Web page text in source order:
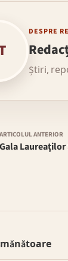
DESPRE
Știri,
ARTICOLUL ANTERIOR
Gala